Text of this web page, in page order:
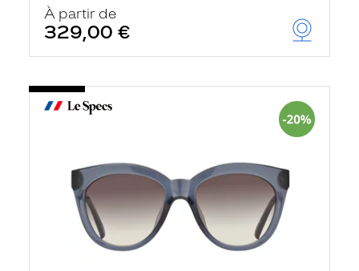
À partir de
329,00 €